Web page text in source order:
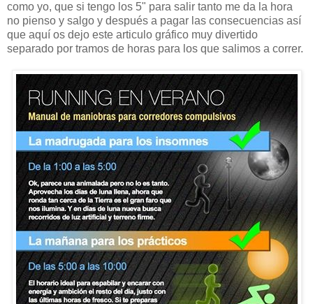
como yo, que si tengo los 5" para salir tanto me da la hora
no pienso y salgo y después a pagar las consecuencias así
que aquí os dejo este articulo gráfico muy divertido
separado por tramos de horas para los que salimos a correr.